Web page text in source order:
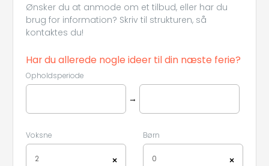
Ønsker du at anmode om et tilbud, eller har du
brug for information? Skriv til strukturen, så
kontaktes du!
Har du allerede nogle ideer til din næste ferie?
Opholdsperiode
→
Voksne
×
2
Børn
×
0